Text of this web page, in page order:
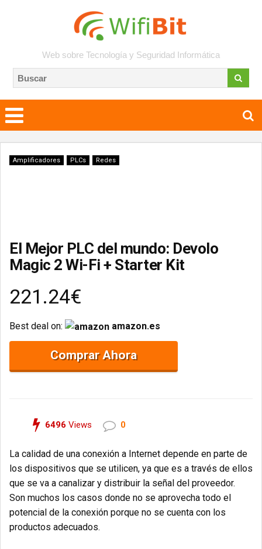
Web sobre Tecnología y Seguridad Informática
Amplificadores PLCs Redes
El Mejor PLC del mundo: Devolo
Magic 2 Wi-Fi + Starter Kit
221.24€
Best deal on: amazon.es
Comprar Ahora
6496 Views 0
La calidad de una conexión a Internet depende en parte de
los dispositivos que se utilicen, ya que es a través de ellos
que se va a canalizar y distribuir la señal del proveedor.
Son muchos los casos donde no se aprovecha todo el
potencial de la conexión porque no se cuenta con los
productos adecuados.